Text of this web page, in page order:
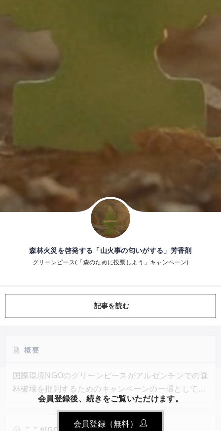
森林火災を啓発する「山火事の匂いがする」芳香剤
グリーンピース(「森のために投票しよう」キャンペーン)
記事を読む
概要
国際環境NGOのグリーンピースがアルゼンチンでの森
林破壊を批判するためのキャンペーンの一環として、
「La aroma de la conociencia（良心の香り）」とい
り」であり、煙や焼けた木の強い香りを発する。農業
ここがGOOD!
会員登録後、続きをご覧いただけます。
会員登録（無料）